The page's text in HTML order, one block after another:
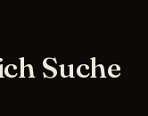
Suche